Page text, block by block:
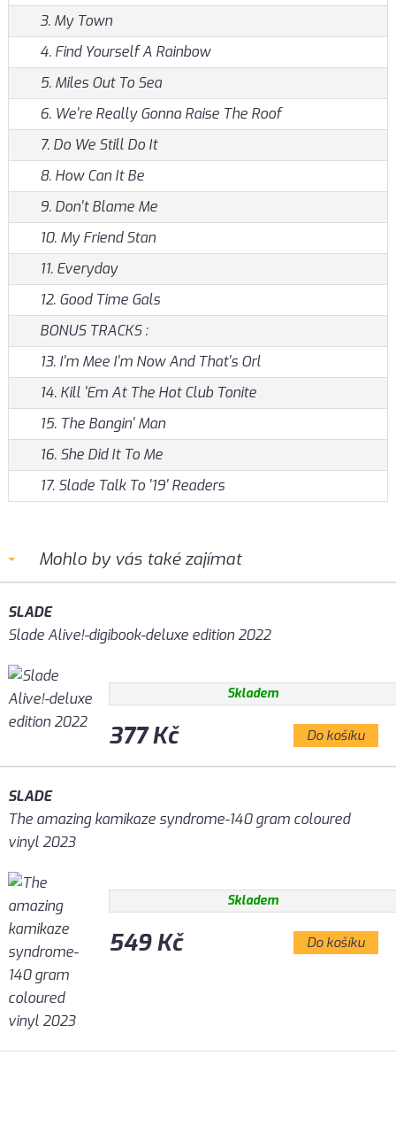
3. My Town
4. Find Yourself A Rainbow
5. Miles Out To Sea
6. We're Really Gonna Raise The Roof
7. Do We Still Do It
8. How Can It Be
9. Don't Blame Me
10. My Friend Stan
11. Everyday
12. Good Time Gals
BONUS TRACKS :
13. I'm Mee I'm Now And That's Orl
14. Kill 'Em At The Hot Club Tonite
15. The Bangin' Man
16. She Did It To Me
17. Slade Talk To '19' Readers
Mohlo by vás také zajímat
SLADE
Slade Alive!-digibook-deluxe edition 2022
Skladem
377 Kč Do košíku
SLADE
The amazing kamikaze syndrome-140 gram coloured
vinyl 2023
Skladem
549 Kč Do košíku